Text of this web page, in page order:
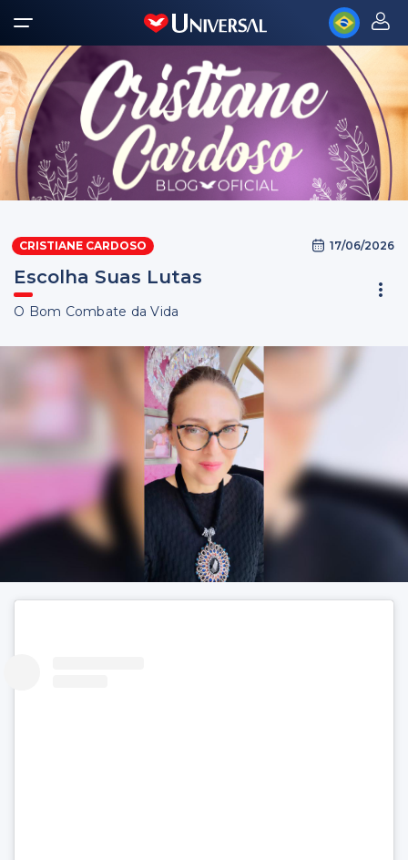
CRISTIANE CARDOSO 17/06/2026
Escolha Suas Lutas
O Bom Combate da Vida